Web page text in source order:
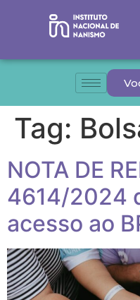
Tag:
NOTA DE
4614/2024
acesso ao